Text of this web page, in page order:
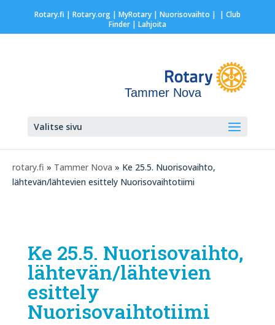
Rotary.fi | Rotary.org| MyRotary | Nuorisovaihto | | Club
Finder| Lahjoita
Tammer Nova
Valitse sivu
rotary.fi » Tammer Nova » Ke 25.5. Nuorisovaihto,
lähtevän/lähtevien esittely Nuorisovaihtotiimi
Ke 25.5. Nuorisovaihto,
lähtevän/lähtevien
esittely
Nuorisovaihtotiimi